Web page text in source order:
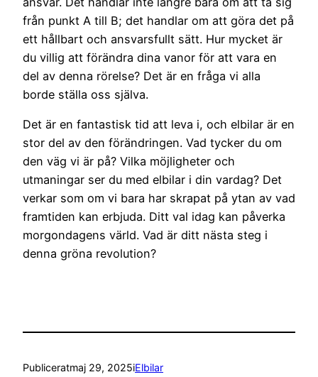
från punkt A till B; det handlar om att göra det på
ett hållbart och ansvarsfullt sätt. Hur mycket är
du villig att förändra dina vanor för att vara en
del av denna rörelse? Det är en fråga vi alla
borde ställa oss själva.
Det är en fantastisk tid att leva i, och elbilar är en
stor del av den förändringen. Vad tycker du om
den väg vi är på? Vilka möjligheter och
utmaningar ser du med elbilar i din vardag? Det
verkar som om vi bara har skrapat på ytan av vad
framtiden kan erbjuda. Ditt val idag kan påverka
morgondagens värld. Vad är ditt nästa steg i
denna gröna revolution?
Publiceratmaj 29, 2025iElbilar